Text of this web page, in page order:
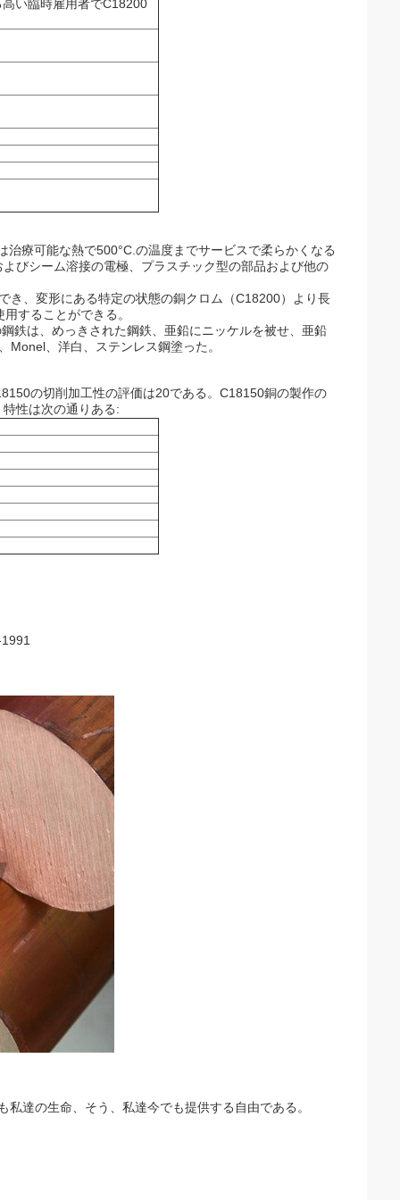
い臨時雇用者でC18200
療可能な熱で500°C.の温度までサービスで柔らかくなる
びシーム溶接の電極、プラスチック型の部品および他の
き、変形にある特定の状態の銅クロム（C18200）より長
することができる。
鉄は、めっきされた鋼鉄、亜鉛にニッケルを被せ、亜鉛
、洋白、ステンレス鋼塗った。
の切削加工性の評価は20である。C18150銅の製作の
性は次の通りある:
達の生命、そう、私達今でも提供する自由である。